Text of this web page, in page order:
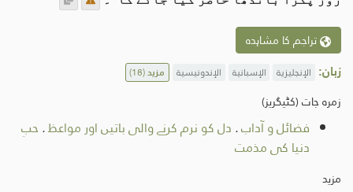
تراجم کا مشاہدہ
زبان: الإنجليزية الإسبانية الإندونيسية مزید(18)
زمرہ جات (کٹیگریز)
فضائل و آداب. دل کو نرم کرنے والی باتیں اور مواعظ. حبِ
دنیا کی مذمت
مزید